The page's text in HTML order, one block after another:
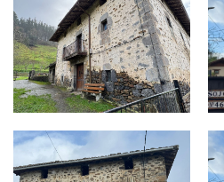
UGALDE - JUANDARANA, 14.jpg